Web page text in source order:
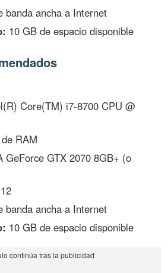
banda ancha a Internet
10 GB de espacio disponible
Core(TM) i7-8700 CPU @
RAM
GeForce GTX 2070 8GB+ (o
banda ancha a Internet
10 GB de espacio disponible